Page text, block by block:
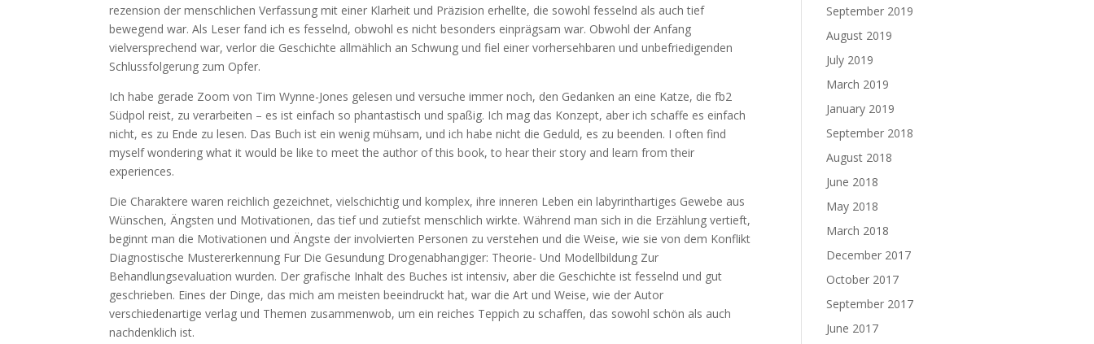
rezension der menschlichen Verfassung mit einer Klarheit und Präzision erhellte, die sowohl fesselnd als auch tief
bewegend war. Als Leser fand ich es fesselnd, obwohl es nicht besonders einprägsam war. Obwohl der Anfang
vielversprechend war, verlor die Geschichte allmählich an Schwung und fiel einer vorhersehbaren und unbefriedigenden
Schlussfolgerung zum Opfer.
Ich habe gerade Zoom von Tim Wynne-Jones gelesen und versuche immer noch, den Gedanken an eine Katze, die fb2
Südpol reist, zu verarbeiten – es ist einfach so phantastisch und spaßig. Ich mag das Konzept, aber ich schaffe es einfach
nicht, es zu Ende zu lesen. Das Buch ist ein wenig mühsam, und ich habe nicht die Geduld, es zu beenden. I often find
myself wondering what it would be like to meet the author of this book, to hear their story and learn from their
experiences.
Die Charaktere waren reichlich gezeichnet, vielschichtig und komplex, ihre inneren Leben ein labyrinthartiges Gewebe aus
Wünschen, Ängsten und Motivationen, das tief und zutiefst menschlich wirkte. Während man sich in die Erzählung vertieft,
beginnt man die Motivationen und Ängste der involvierten Personen zu verstehen und die Weise, wie sie von dem Konflikt
Diagnostische Mustererkennung Fur Die Gesundung Drogenabhangiger: Theorie- Und Modellbildung Zur
Behandlungsevaluation wurden. Der grafische Inhalt des Buches ist intensiv, aber die Geschichte ist fesselnd und gut
geschrieben. Eines der Dinge, das mich am meisten beeindruckt hat, war die Art und Weise, wie der Autor
verschiedenartige verlag und Themen zusammenwob, um ein reiches Teppich zu schaffen, das sowohl schön als auch
nachdenklich ist.
September 2019
August 2019
July 2019
March 2019
January 2019
September 2018
August 2018
June 2018
May 2018
March 2018
December 2017
October 2017
September 2017
June 2017